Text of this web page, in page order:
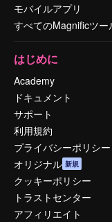
モバイルアプリ
すべてのMagnificツー
はじめに
Academy
ドキュメント
サポート
利用規約
プライバシーポリシー
オリジナル 新規
クッキーポリシー
トラストセンター
アフィリエイト